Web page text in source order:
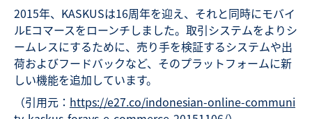
2015年、KASKUSは16周年を迎え、それと同時にモバイ
ルEコマースをローンチしました。取引システムをよりシ
ームレスにするために、売り手を検証するシステムや出
荷およびフードバックなど、そのプラットフォームに新
しい機能を追加しています。
（引用元： https://e27.co/indonesian-online-communi